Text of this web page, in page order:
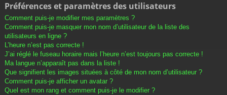
Préférences et paramètres des utilisateurs
Comment puis-je modifier mes paramètres ?
Comment puis-je masquer mon nom d’utilisateur de la liste des
utilisateurs en ligne ?
L’heure n’est pas correcte !
J’ai réglé le fuseau horaire mais l’heure n’est toujours pas correcte !
Ma langue n’apparaît pas dans la liste !
Que signifient les images situées à côté de mon nom d’utilisateur ?
Comment puis-je afficher un avatar ?
Quel est mon rang et comment puis-je le modifier ?